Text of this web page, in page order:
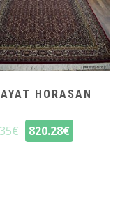
HORASAN
€ 820.28€